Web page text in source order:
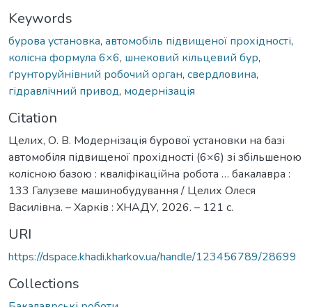
Keywords
бурова установка, автомобіль підвищеної прохідності,
колісна формула 6×6, шнековий кільцевий бур,
ґрунторуйнівний робочий орган, свердловина,
гідравлічний привод, модернізація
Citation
Целих, О. В. Модернізація бурової установки на базі
автомобіля підвищеної прохідності (6×6) зі збільшеною
колісною базою : кваліфікаційна робота … бакалавра :
133 Галузеве машинобудування / Целих Олеся
Василівна. – Харків : ХНАДУ, 2026. – 121 с.
URI
https://dspace.khadi.kharkov.ua/handle/123456789/28699
Collections